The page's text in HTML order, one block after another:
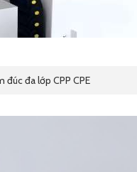
đa lớp CPP CPE